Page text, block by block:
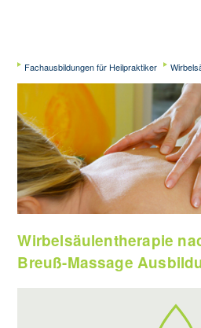
Fachausbildungen für Heilpraktiker
Wirbelsäulentherapie
Breuß-Massage